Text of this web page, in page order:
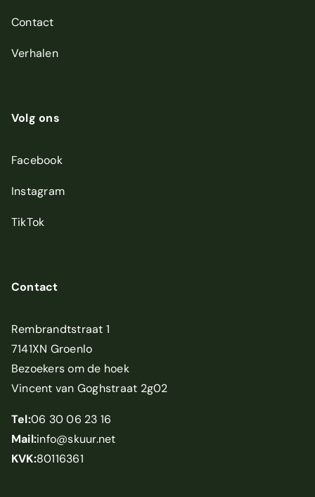
Contact
Verhalen
Volg ons
Facebook
Instagram
TikTok
Contact
Rembrandtstraat 1
7141XN Groenlo
Bezoekers om de hoek
Vincent van Goghstraat 2g02
Tel:06 30 06 23 16
Mail:info@skuur.net
KVK:80116361